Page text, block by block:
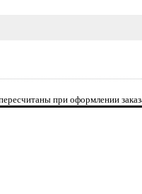
при оформлении